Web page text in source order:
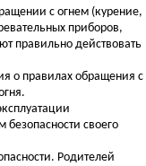
с огнем (курение,
приборов,
правильно действовать
о правилах обращения с
своего
Родителей